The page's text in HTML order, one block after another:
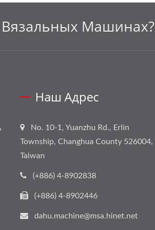
Машинах?
Наш Адрес
No. 10-1, Yuanzhu Rd., Erlin
Township, Changhua County 526004,
Taiwan
(+886) 4-8902838
(+886) 4-8902446
dahu.machine@msa.hinet.net